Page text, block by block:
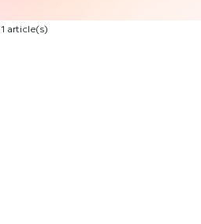
1 article(s)